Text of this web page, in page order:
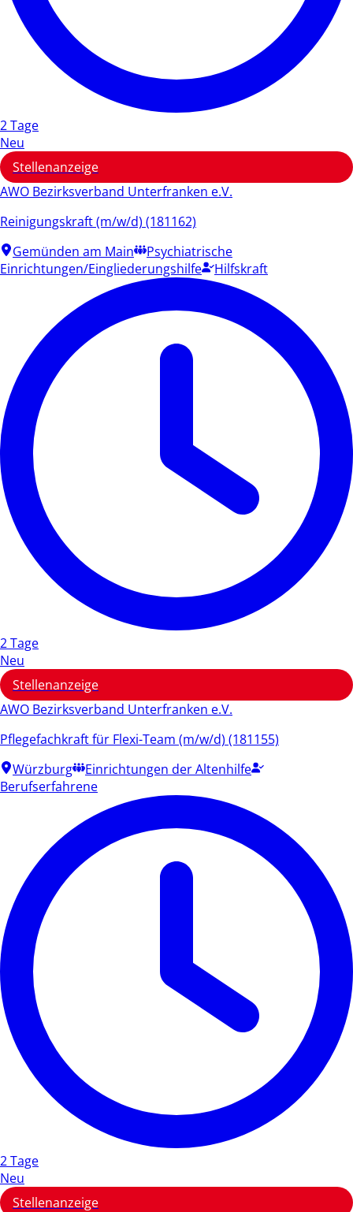
2 Tage
Neu
Stellenanzeige
AWO Bezirksverband Unterfranken e.V.
Reinigungskraft (m/w/d) (181162)
Gemünden am Main
Psychiatrische
Einrichtungen/Eingliederungshilfe
Hilfskraft
2 Tage
Neu
Stellenanzeige
AWO Bezirksverband Unterfranken e.V.
Pflegefachkraft für Flexi-Team (m/w/d) (181155)
Würzburg
Einrichtungen der Altenhilfe
Berufserfahrene
2 Tage
Neu
Stellenanzeige